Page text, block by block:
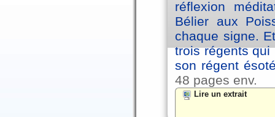
réflexion
Bélier aux
chaque signe.
trois régents
son régent
48 pages env.
Lire un extrait